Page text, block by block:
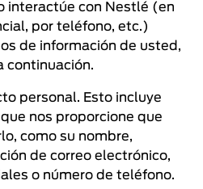
interactúe con Nestlé (en
por teléfono, etc.)
de información de usted,
continuación.
personal. Esto incluye
nos proporcione que
como su nombre,
de correo electrónico,
o número de teléfono.